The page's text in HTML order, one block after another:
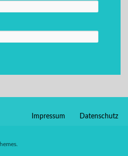
Impressum Datenschutz